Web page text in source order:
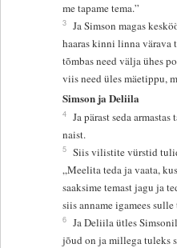
me tapame tema.”
3 Ja Simson magas
haaras kinni linna värava
tõmbas need välja ühes
viis need üles mäetippu,
Simson ja Deliila
4 Ja pärast seda
naist.
5 Siis vilistite vürstid
„Meelita teda ja vaata,
saaksime temast jagu ja
siis anname igamees
6 Ja Deliila ütles
jõud on ja millega tuleks